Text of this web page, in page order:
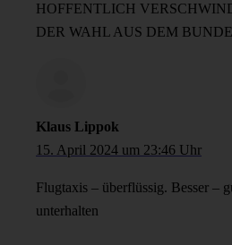
HOFFENTLICH
DER WAHL AUS DEM
Klaus Lippok
15. April 2024 um 23:46 Uhr
Flugtaxis – überflüssig. Besser –
unterhalten